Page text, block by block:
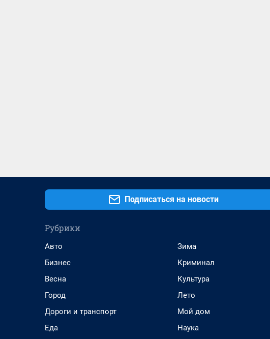
Подписаться на новости
Рубрики
Авто
Бизнес
Весна
Город
Дороги и транспорт
Еда
Зима
Криминал
Культура
Лето
Мой дом
Наука